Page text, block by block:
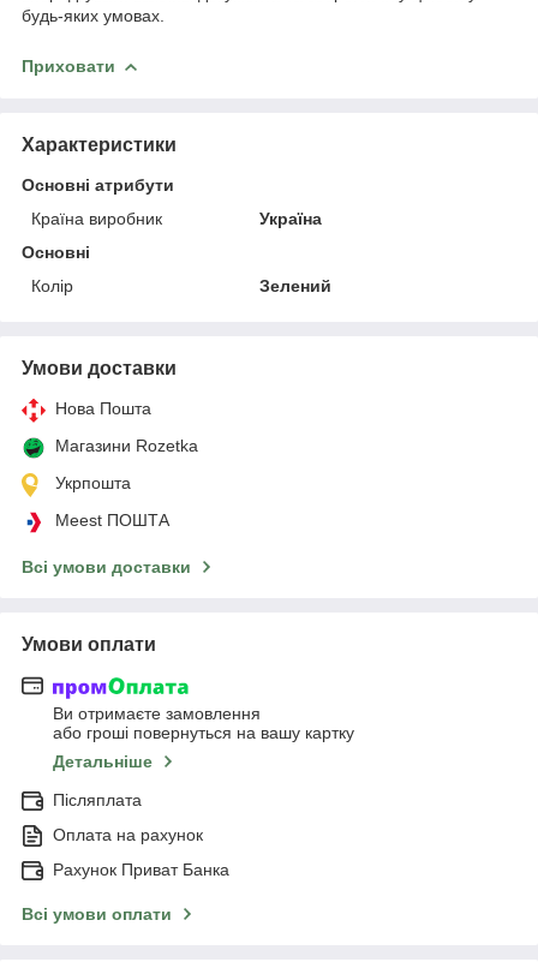
будь-яких умовах.
Приховати
Характеристики
Основні атрибути
Країна виробник
Україна
Основні
Колір
Зелений
Умови доставки
Нова Пошта
Магазини Rozetka
Укрпошта
Meest ПОШТА
Всі умови доставки
Умови оплати
Ви отримаєте замовлення
або гроші повернуться на вашу картку
Детальніше
Післяплата
Оплата на рахунок
Рахунок Приват Банка
Всі умови оплати